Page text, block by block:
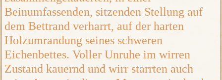
Beinumfassenden, sitzenden Stellung auf
dem Bettrand verharrt, auf der harten
Holzumrandung seines schweren
Eichenbettes. Voller Unruhe im wirren
Zustand kauernd und wirr starrten auch